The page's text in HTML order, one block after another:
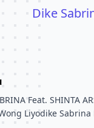
Dike
Feat. SHINTA
Liyodike